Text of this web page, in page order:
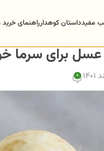
مفیدداستان کوهدارراهنمای
برای سرما
0